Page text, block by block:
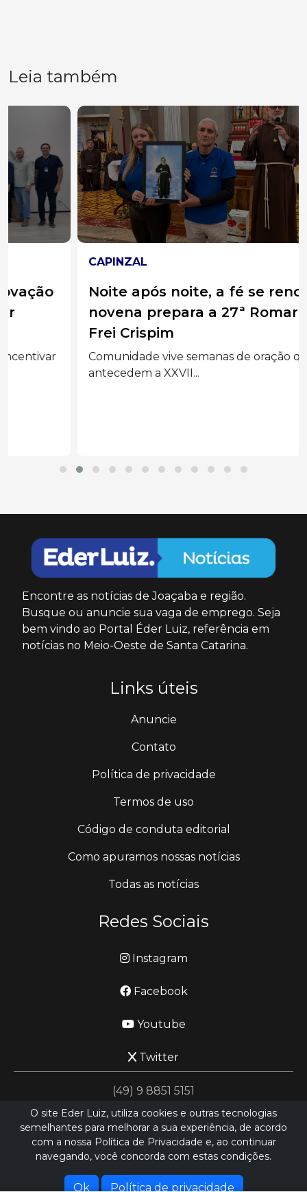
Leia também
Noite após noite, a fé se renova:
novena prepara a 27ª Romaria de
Frei Crispim
Comunidade vive semanas de oração que
antecedem a XXVII...
Encontre as notícias de Joaçaba e região.
Busque ou anuncie sua vaga de emprego. Seja
bem vindo ao Portal Éder Luiz, referência em
notícias no Meio-Oeste de Santa Catarina.
Links úteis
Anuncie
Contato
Política de privacidade
Termos de uso
Código de conduta editorial
Como apuramos nossas notícias
Todas as notícias
Redes Sociais
Instagram
Facebook
Youtube
Twitter
(49) 9 8851 5151
jornalismo@ederluiz.com.vc
Hospedado porHEXIO CLOUD
O site Eder Luiz, utiliza cookies e outras tecnologias
semelhantes para melhorar a sua experiência, de acordo
com a nossa Política de Privacidade e, ao continuar
navegando, você concorda com estas condições.
Ok Política de privacidade